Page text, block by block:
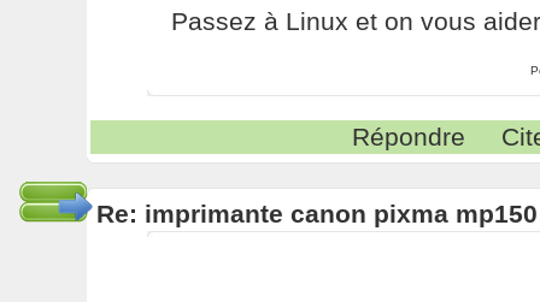
Passez à Linux et on vous
Répondre
Re: imprimante canon pixma mp150